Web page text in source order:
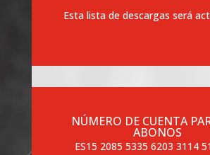
Esta lista de descargas será
NÚMERO DE CUENTA
ABONOS
ES15 2085 5335 6203 3114